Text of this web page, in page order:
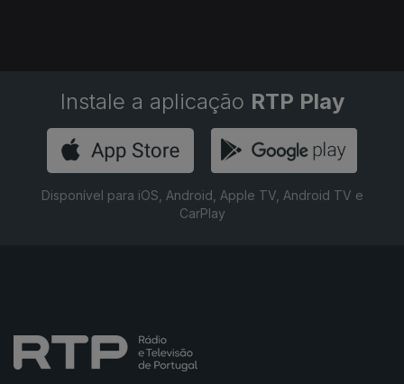
Instale a aplicação RTP Play
Disponível para iOS, Android, Apple TV, Android TV e
CarPlay